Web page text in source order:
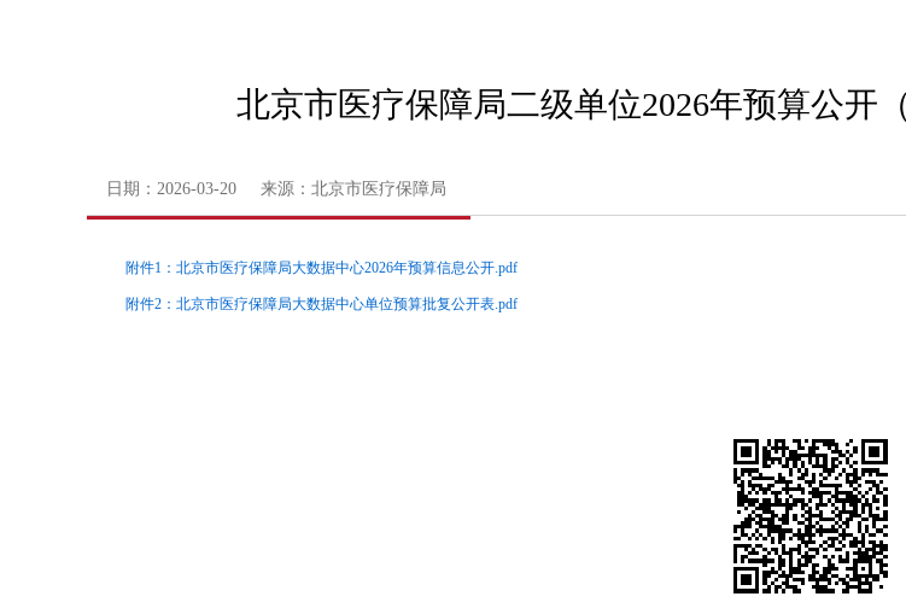
北京市医疗保障局二级单位2026年预算公开
日期：2026-03-20 来源：北京市医疗保障局
附件1：北京市医疗保障局大数据中心2026年预算信息公开.pdf
附件2：北京市医疗保障局大数据中心单位预算批复公开表.pdf